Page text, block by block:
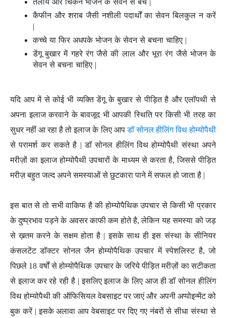
तलीय और चिकने भोजन के सेवन से बचें |
कैफीन और शराब जैसी नशीली पदार्थों का सेवन बिलकुल न करें
|
कच्चे या फिर अधपके भोजन के सेवन से बचना चाहिए |
डेंगू बुखार में गहरे रंग जैसे की लाल और भूरा रंग जैसे भोजन के
सेवन से बचना चाहिए |
यदि आप में से कोई भी व्यक्ति डेंगू के बुखार से पीड़ित है और एलॉपथी से
अपना इलाज करवाने के बावजूद भी आपकी स्थिति पर किसी भी तरह का
सुधर नहीं आ रहा है तो इलाज के लिए आपडॉ सोनल हीलिंग विथ होम्योपैथी
से परामर्श कर सकते है | डॉ सोनल हीलिंग विथ होम्योपैथी संस्था अपने
मरीज़ों का इलाज होम्योपैथी उपचारों के माध्यम से करता है, जिससे पीड़ित
मरीज़ बहुत जल्द अपने समस्याओं से छुटकारा पाने में सफल हो जाता है |
इस बात से तो सभी वाकिफ है की होम्योपैथिक उपचार से किसी भी प्रकार
के दुष्प्रभाव पड़ने के अवसर काफी कम होते है, लेकिन यह समस्या को जड़
से ख़तम करने के सक्षम होता है | इसके साथ ही इस संस्था के सीनियर
कंसलटेंट डॉक्टर सोनल जैन होम्योपैथिक उपचार में स्पेशलिस्ट है, जो
पिछले 18 वर्षों से होम्योपैथिक उपचार के जरिये पीड़ित मरीज़ों का सटीकता
से इलाज कर रहे रही है | इसलिए इलाज के लिए आज ही डॉ सोनल हीलिंग
विथ होम्योपैथी की ऑफिसियल वेबसाइट पर जाएं और अपनी अप्पोइन्मेंट को
बुक करें | इसके अलावा आप वेबसाइट पर दिए गए नंबरों से सीधा संस्था से